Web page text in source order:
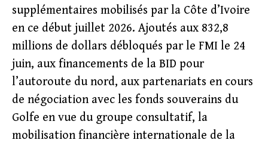
supplémentaires mobilisés par la Côte d’Ivoire
en ce début juillet 2026. Ajoutés aux 832,8
millions de dollars débloqués par le FMI le 24
juin, aux financements de la BID pour
l’autoroute du nord, aux partenariats en cours
de négociation avec les fonds souverains du
Golfe en vue du groupe consultatif, la
mobilisation financière internationale de la